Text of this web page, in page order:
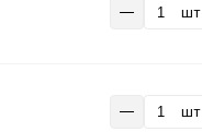
шт
шт